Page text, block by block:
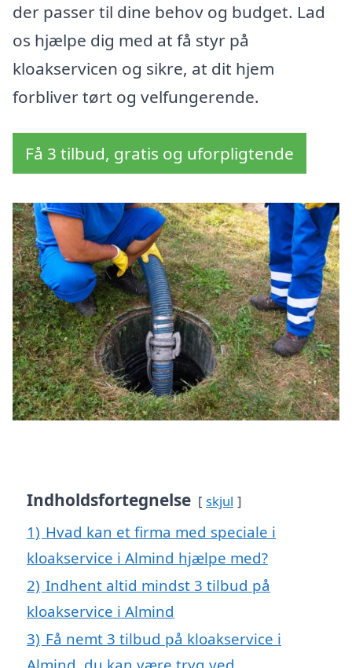
der passer til dine behov og budget. Lad
os hjælpe dig med at få styr på
kloakservicen og sikre, at dit hjem
forbliver tørt og velfungerende.
Få 3 tilbud, gratis og uforpligtende
Indholdsfortegnelse skjul
1) Hvad kan et firma med speciale i
kloakservice i Almind hjælpe med?
2) Indhent altid mindst 3 tilbud på
kloakservice i Almind
3) Få nemt 3 tilbud på kloakservice i